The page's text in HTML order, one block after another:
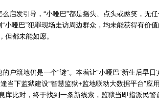
启发引导，“小哑巴”都是摇头、点头或憨笑，无
小哑巴”犯罪现场走访周边群众，均未能获得有价
但都未能如愿。
户籍地仍是一个“谜”。本着让“小哑巴”新生后早
当下监狱建设“智慧监狱+监地联动大数据平台”应
库比对，终于找到一条新线索，监狱当即指派民警